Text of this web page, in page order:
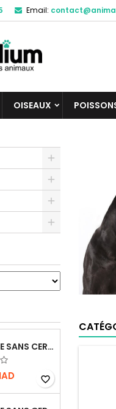
Email:
OISEAUX
BRIT CARE SANS CEREALES STERILIZED URINARY HEALTH - CHAT
favorite_border